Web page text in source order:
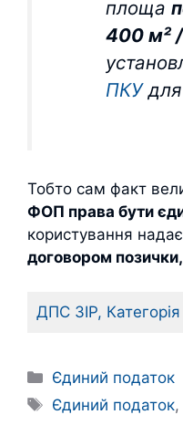
площа
400 м²
ПКУ
Тобто сам факт
ФОП права бути
користування
договором
ДПС ЗІР,
Категорії
Єдиний податок
Позначки
Єдиний податок,